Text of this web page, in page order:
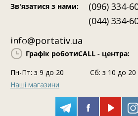
Зв'язатися з нами:
(096) 334-
(044) 334-
info@portativ.ua
Графік роботиCALL - центра:
Пн-Пт: з 9 до 20
Сб: з 10 до 20
Наші магазини